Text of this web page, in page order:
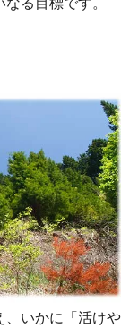
る目標です。
、いかに「活けや